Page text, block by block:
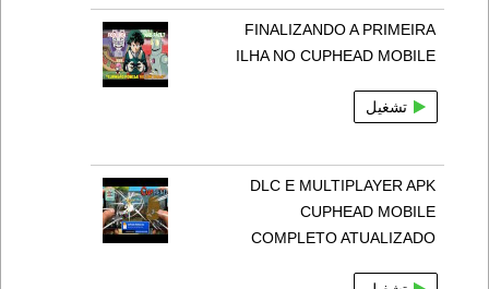
FINALIZANDO A PRIMEIRA
ILHA NO CUPHEAD MOBILE
تشغيل
DLC E MULTIPLAYER APK
CUPHEAD MOBILE
COMPLETO ATUALIZADO